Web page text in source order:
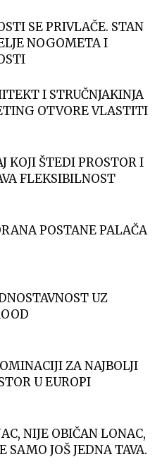
SE PRIVLAČE. STAN
NOGOMETA I
I STRUČNJAKINJA
OTVORE VLASTITI
KOJI ŠTEDI PROSTOR I
FLEKSIBILNOST
POSTANE PALAČA
UZ
ZA NAJBOLJI
U EUROPI
NIJE OBIČAN LONAC,
SAMO JOŠ JEDNA TAVA.